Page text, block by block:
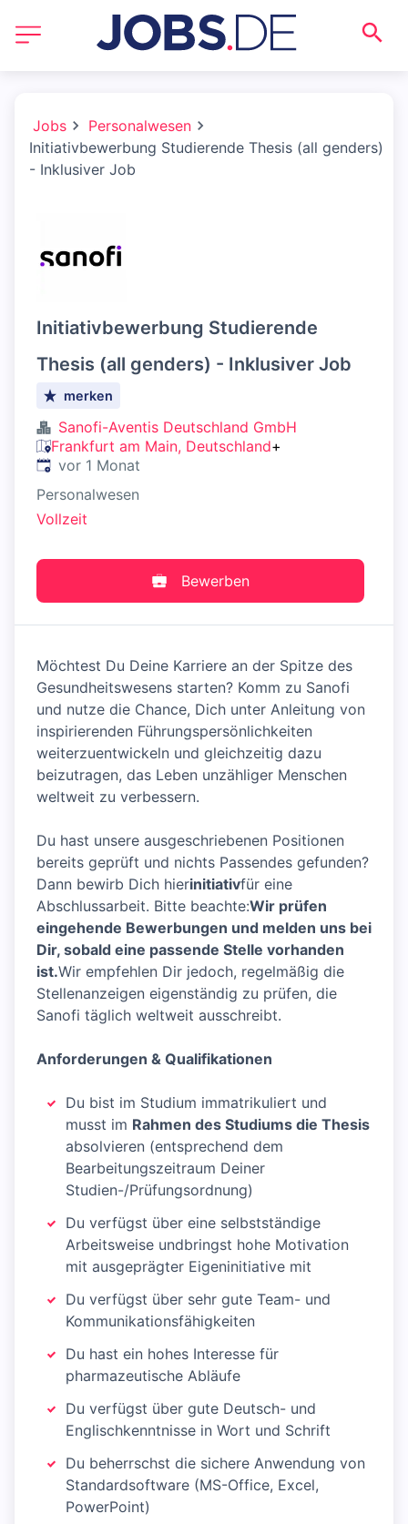
Jobs
Personalwesen
Initiativbewerbung Studierende Thesis (all genders)
- Inklusiver Job
Initiativbewerbung Studierende
Thesis (all genders) - Inklusiver Job
merken
Sanofi-Aventis Deutschland GmbH
Frankfurt am Main, Deutschland+
Veröffentlicht:
vor 1 Monat
Personalwesen
Vollzeit
Bewerben
Möchtest Du Deine Karriere an der Spitze des
Gesundheitswesens starten? Komm zu Sanofi
und nutze die Chance, Dich unter Anleitung von
inspirierenden Führungspersönlichkeiten
weiterzuentwickeln und gleichzeitig dazu
beizutragen, das Leben unzähliger Menschen
weltweit zu verbessern.
Du hast unsere ausgeschriebenen Positionen
bereits geprüft und nichts Passendes gefunden?
Dann bewirb Dich hierinitiativfür eine
Abschlussarbeit. Bitte beachte:Wir prüfen
eingehende Bewerbungen und melden uns bei
Dir, sobald eine passende Stelle vorhanden
ist.Wir empfehlen Dir jedoch, regelmäßig die
Stellenanzeigen eigenständig zu prüfen, die
Sanofi täglich weltweit ausschreibt.
Anforderungen & Qualifikationen
Du bist im Studium immatrikuliert und
musst im Rahmen des Studiums die Thesis
absolvieren (entsprechend dem
Bearbeitungszeitraum Deiner
Studien-/Prüfungsordnung)
Du verfügst über eine selbstständige
Arbeitsweise undbringst hohe Motivation
mit ausgeprägter Eigeninitiative mit
Du verfügst über sehr gute Team- und
Kommunikationsfähigkeiten
Du hast ein hohes Interesse für
pharmazeutische Abläufe
Du verfügst über gute Deutsch- und
Englischkenntnisse in Wort und Schrift
Du beherrschst die sichere Anwendung von
Standardsoftware (MS-Office, Excel,
PowerPoint)